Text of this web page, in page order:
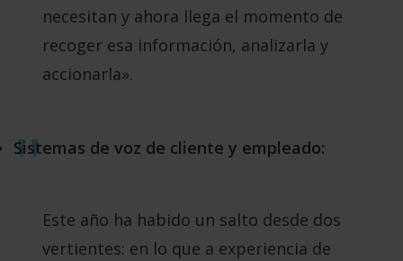
necesitan y ahora llega el momento de
recoger esa información, analizarla y
accionarla».
Sistemas de voz de cliente y empleado:
Este año ha habido un salto desde dos
vertientes: en lo que a experiencia de